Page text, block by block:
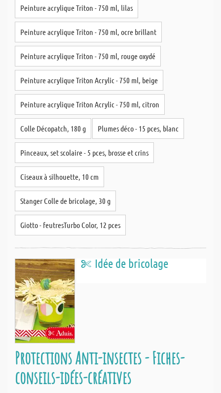
Peinture acrylique Triton - 750 ml, lilas
Peinture acrylique Triton - 750 ml, ocre brillant
Peinture acrylique Triton - 750 ml, rouge oxydé
Peinture acrylique Triton Acrylic - 750 ml, beige
Peinture acrylique Triton Acrylic - 750 ml, citron
Colle Décopatch, 180 g Plumes déco - 15 pces, blanc
Pinceaux, set scolaire - 5 pces, brosse et crins
Ciseaux à silhouette, 10 cm
Stanger Colle de bricolage, 30 g
Giotto - feutresTurbo Color, 12 pces
Idée de bricolage
Protections Anti-insectes - Fiches-
conseils-idées-créatives